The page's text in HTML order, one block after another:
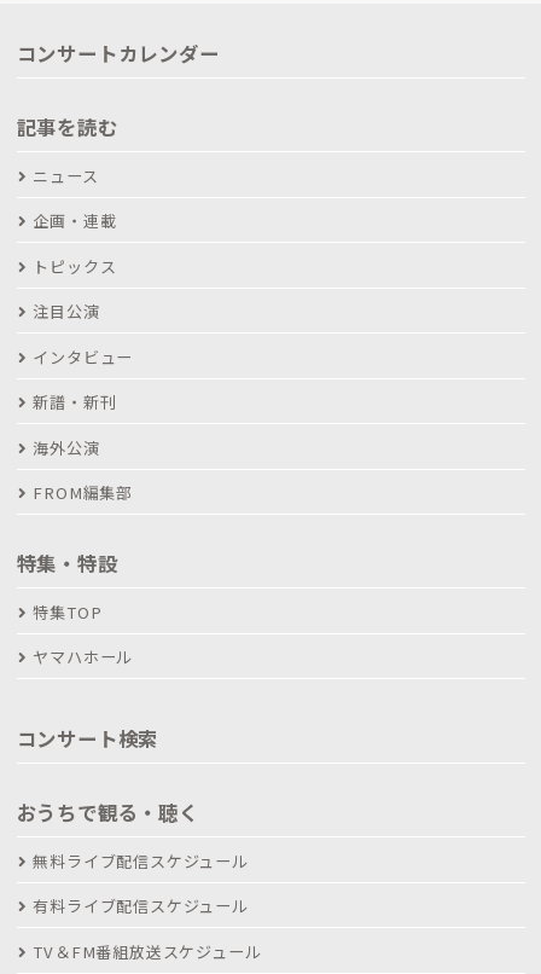
コンサートカレンダー
記事を読む
ニュース
企画・連載
トピックス
注目公演
インタビュー
新譜・新刊
海外公演
FROM編集部
特集・特設
特集TOP
ヤマハホール
コンサート検索
おうちで観る・聴く
無料ライブ配信スケジュール
有料ライブ配信スケジュール
TV＆FM番組放送スケジュール